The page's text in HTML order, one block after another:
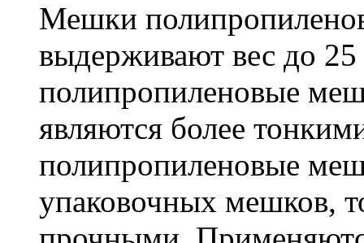
Мешки
выдерживают вес до
полипропиленовые
являются более
полипропиленовые
упаковочных мешков,